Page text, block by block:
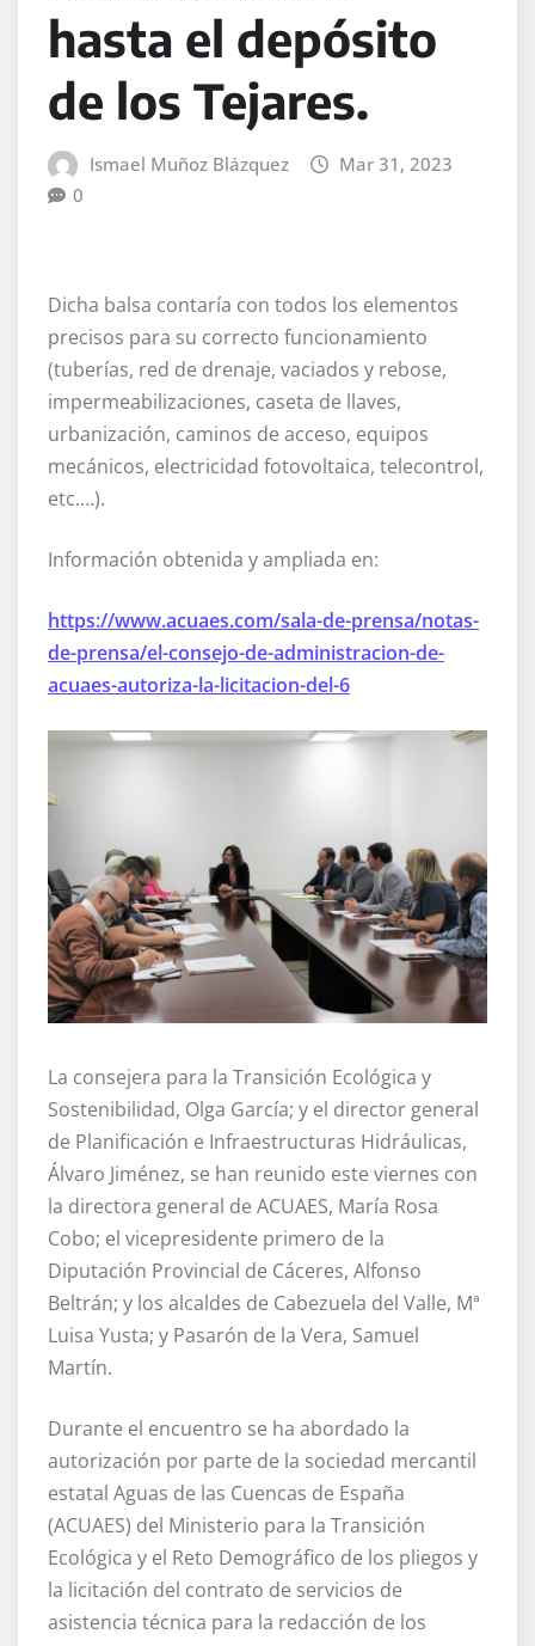
hasta el depósito
de los Tejares.
Ismael Muñoz Blázquez
Mar 31, 2023
0
Dicha balsa contaría con todos los elementos
precisos para su correcto funcionamiento
(tuberías, red de drenaje, vaciados y rebose,
impermeabilizaciones, caseta de llaves,
urbanización, caminos de acceso, equipos
mecánicos, electricidad fotovoltaica, telecontrol,
etc.…).
Información obtenida y ampliada en:
https://www.acuaes.com/sala-de-prensa/notas-
de-prensa/el-consejo-de-administracion-de-
acuaes-autoriza-la-licitacion-del-6
La consejera para la Transición Ecológica y
Sostenibilidad, Olga García; y el director general
de Planificación e Infraestructuras Hidráulicas,
Álvaro Jiménez, se han reunido este viernes con
la directora general de ACUAES, María Rosa
Cobo; el vicepresidente primero de la
Diputación Provincial de Cáceres, Alfonso
Beltrán; y los alcaldes de Cabezuela del Valle, Mª
Luisa Yusta; y Pasarón de la Vera, Samuel
Martín.
Durante el encuentro se ha abordado la
autorización por parte de la sociedad mercantil
estatal Aguas de las Cuencas de España
(ACUAES) del Ministerio para la Transición
Ecológica y el Reto Demográfico de los pliegos y
la licitación del contrato de servicios de
asistencia técnica para la redacción de los